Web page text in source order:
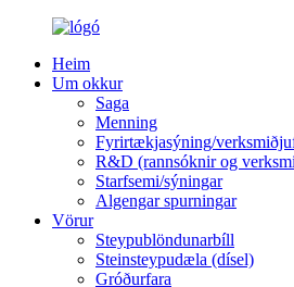
Heim
Um okkur
Saga
Menning
Fyrirtækjasýning/
R&D (rannsóknir og
Starfsemi/sýningar
Algengar spurningar
Vörur
Steypublöndunarbíll
Steinsteypudæla (dísel)
Gróðurfara